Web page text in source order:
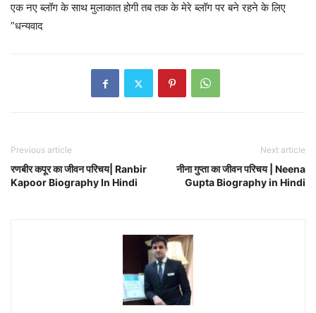
एक नए ब्लॉग के साथ मुलाकात होगी तब तक के मेरे ब्लॉग पर बने रहने के लिए
”धन्यवाद
Previous article
रणबीर कपूर का जीवन परिचय| Ranbir
Kapoor Biography In Hindi
Next article
नीना गुप्ता का जीवन परिचय | Neena
Gupta Biography in Hindi